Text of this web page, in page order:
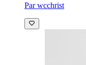
Par wcchrist